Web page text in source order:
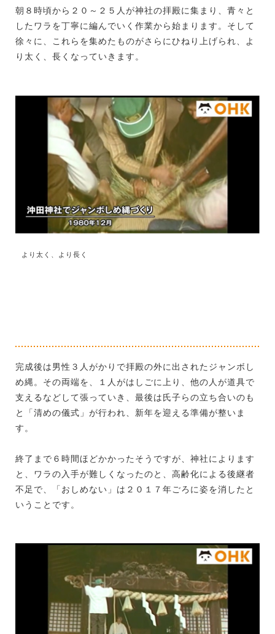
朝８時頃から２０～２５人が神社の拝殿に集まり、青々と
したワラを丁寧に編んでいく作業から始まります。そして
徐々に、これらを集めたものがさらにひねり上げられ、よ
り太く、長くなっていきます。
より太く、より長く
完成後は男性３人がかりで拝殿の外に出されたジャンボし
め縄。その両端を、１人がはしごに上り、他の人が道具で
支えるなどして張っていき、最後は氏子らの立ち合いのも
と「清めの儀式」が行われ、新年を迎える準備が整いま
す。
終了まで６時間ほどかかったそうですが、神社によります
と、ワラの入手が難しくなったのと、高齢化による後継者
不足で、「おしめない」は２０１７年ごろに姿を消したと
いうことです。